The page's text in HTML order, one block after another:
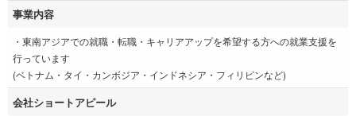
事業内容
・東南アジアでの就職・転職・キャリアアップを希望する方への就業支援を
行っています
(ベトナム・タイ・カンボジア・インドネシア・フィリピンなど)
会社ショートアピール